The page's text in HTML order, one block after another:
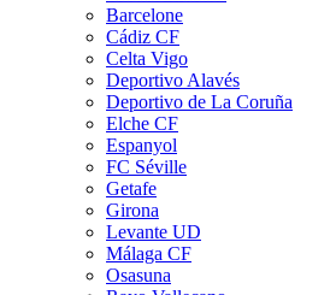
Barcelone
Cádiz CF
Celta Vigo
Deportivo Alavés
Deportivo de La Coruña
Elche CF
Espanyol
FC Séville
Getafe
Girona
Levante UD
Málaga CF
Osasuna